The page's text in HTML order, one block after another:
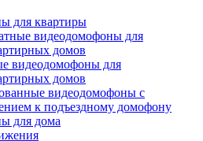
для квартиры
видеодомофоны для
домов
видеодомофоны для
домов
видеодомофоны с
к подъездному домофону
для дома